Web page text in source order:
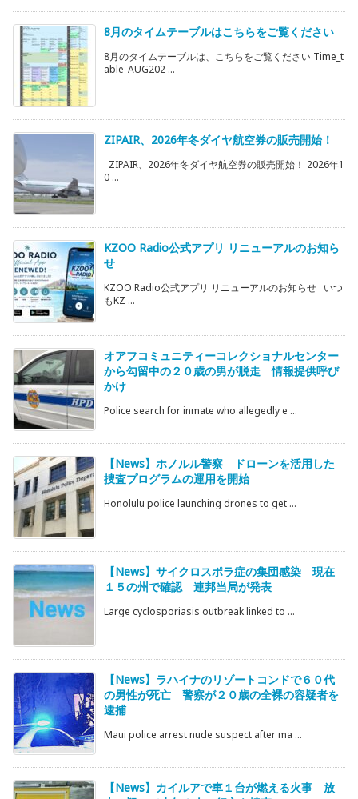
8月のタイムテーブルはこちらをご覧ください
8月のタイムテーブルは、こちらをご覧ください Time_t
able_AUG202 ...
ZIPAIR、2026年冬ダイヤ航空券の販売開始！
ZIPAIR、2026年冬ダイヤ航空券の販売開始！ 2026年1
0 ...
KZOO Radio公式アプリ リニューアルのお知ら
せ
KZOO Radio公式アプリ リニューアルのお知らせ いつ
もKZ ...
オアフコミュニティーコレクショナルセンター
から勾留中の２０歳の男が脱走 情報提供呼び
かけ
Police search for inmate who allegedly e ...
【News】ホノルル警察 ドローンを活用した
捜査プログラムの運用を開始
Honolulu police launching drones to get ...
【News】サイクロスポラ症の集団感染 現在
１５の州で確認 連邦当局が発表
Large cyclosporiasis outbreak linked to ...
【News】ラハイナのリゾートコンドで６０代
の男性が死亡 警察が２０歳の全裸の容疑者を
逮捕
Maui police arrest nude suspect after ma ...
【News】カイルアで車１台が燃える火事 放